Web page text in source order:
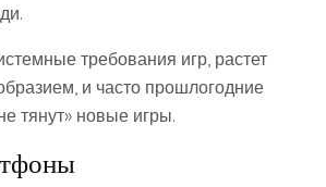
требования игр, растет
и часто прошлогодние
тянут» новые игры.